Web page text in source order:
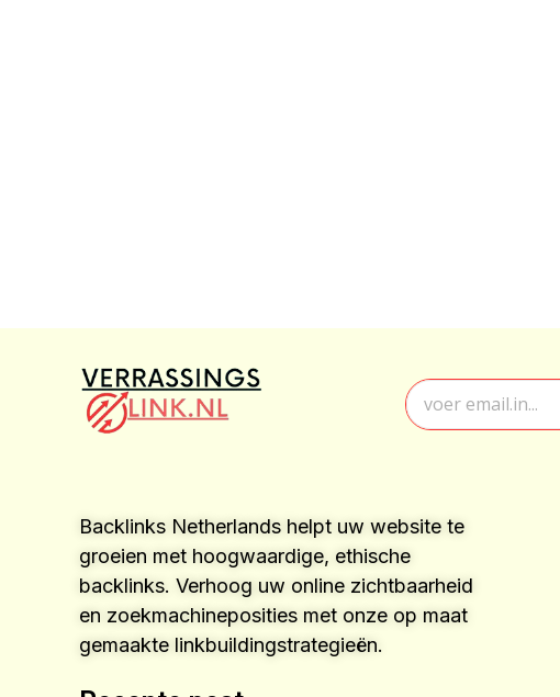
Backlinks Netherlands helpt uw website te
groeien met hoogwaardige, ethische
backlinks. Verhoog uw online zichtbaarheid
en zoekmachineposities met onze op maat
gemaakte linkbuildingstrategieën.